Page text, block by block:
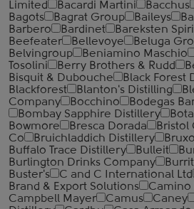
Limited
Bacardi Martini Bacchus
Bagots
Bagrat Group Baileys
Barbero
Bardinet Bareksten
Beefeater
Bellevoye Beluga
Belvingroup
Beniamino Maschio
Tosolini
Berry Brothers & Rudd
Bisquit & Dubouche
Black Forest
Blackforest
Blanton's Distilling
Company
Bocchino Bodegas
Bombay Sapphire Distillery
Bowmore
Bresca Dorada Bristol
Co
Bruichladdich Distillery Bruxo
Buffalo Trace Distillery
Bulleit
Burlington Drinks Company
Buster's
C and C International Ltd
Brand & Export Solutions
Camino
Campbell Mayer
Camus Caney